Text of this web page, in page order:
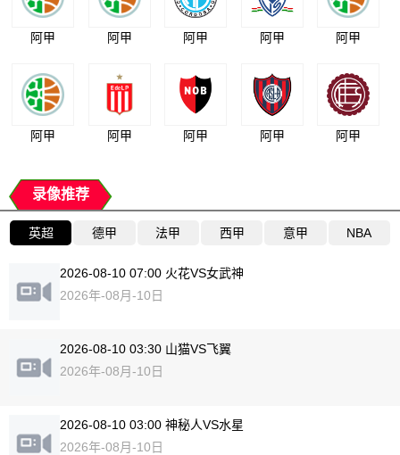
阿甲 阿甲 阿甲 阿甲 阿甲
阿甲 阿甲 阿甲 阿甲 阿甲
录像推荐
英超 德甲 法甲 西甲 意甲 NBA
2026-08-10 07:00 火花VS女武神
2026年-08月-10日
2026-08-10 03:30 山猫VS飞翼
2026年-08月-10日
2026-08-10 03:00 神秘人VS水星
2026年-08月-10日